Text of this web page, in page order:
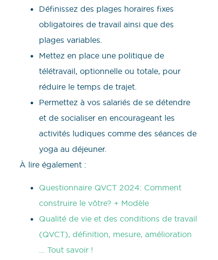
Définissez des plages horaires fixes
obligatoires de travail ainsi que des
plages variables.
Mettez en place une politique de
télétravail, optionnelle ou totale, pour
réduire le temps de trajet.
Permettez à vos salariés de se détendre
et de socialiser en encourageant les
activités ludiques comme des séances de
yoga au déjeuner.
À lire également :
Questionnaire QVCT 2024: Comment
construire le vôtre? + Modèle
Qualité de vie et des conditions de travail
(QVCT), définition, mesure, amélioration
… Tout savoir !